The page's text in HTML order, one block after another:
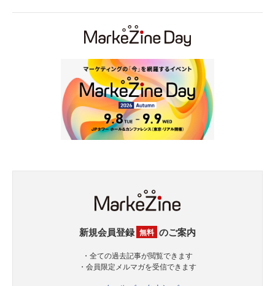
新規会員登録 無料 のご案内
・全ての過去記事が閲覧できます
・会員限定メルマガを受信できます